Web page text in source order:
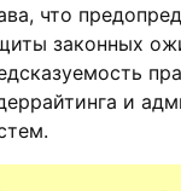
что
законных
и